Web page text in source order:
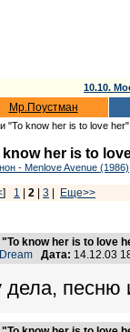
10.10.
Мр.Поустман
"To know her is to love
know her is to
- Menlove Avenue (1986)
] 1 2 3
Еще>>
"To know her is to love
Дата: 14.12.03
дела, песню